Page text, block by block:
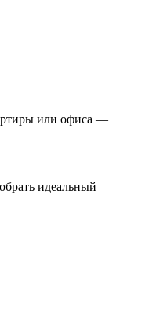
или офиса —
идеальный